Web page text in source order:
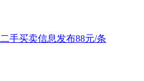
二手买卖信息发布88元/条